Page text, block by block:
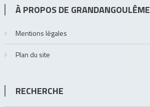
À PROPOS DE GRANDANGOULÊME
Mentions légales
Plan du site
RECHERCHE